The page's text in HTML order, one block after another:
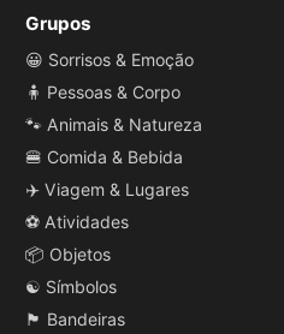
Grupos
😀 Sorrisos & Emoção
🧍 Pessoas & Corpo
🐾 Animais & Natureza
🍔 Comida & Bebida
✈️ Viagem & Lugares
⚽ Atividades
📦 Objetos
☯️ Símbolos
🏴 Bandeiras